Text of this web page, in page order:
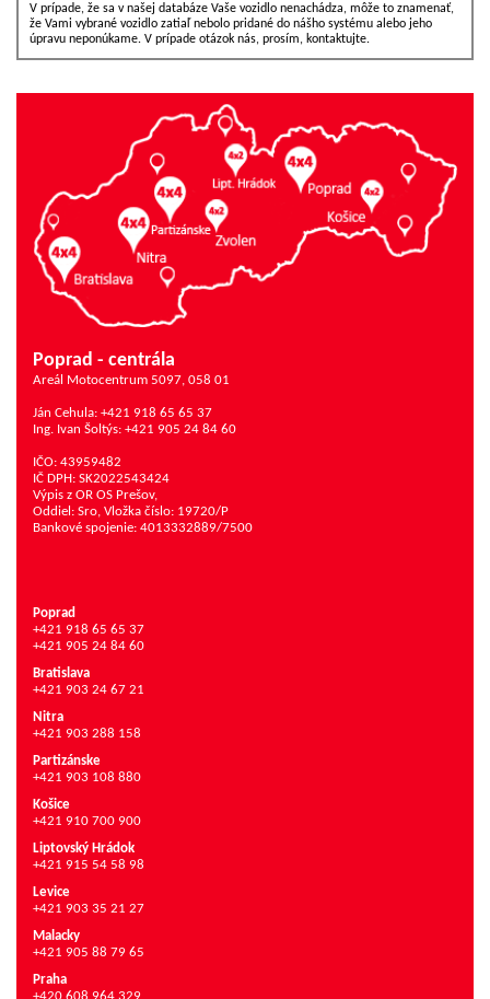
V prípade, že sa v našej databáze Vaše vozidlo nenachádza, môže to znamenať,
že Vami vybrané vozidlo zatiaľ nebolo pridané do nášho systému alebo jeho
úpravu neponúkame. V prípade otázok nás, prosím, kontaktujte.
Poprad - centrála
Areál Motocentrum 5097, 058 01
Ján Cehula: +421 918 65 65 37
Ing. Ivan Šoltýs: +421 905 24 84 60
IČO: 43959482
IČ DPH: SK2022543424
Výpis z OR OS Prešov,
Oddiel: Sro, Vložka číslo: 19720/P
Bankové spojenie: 4013332889/7500
Poprad
+421 918 65 65 37
+421 905 24 84 60
Bratislava
+421 903 24 67 21
Nitra
+421 903 288 158
Partizánske
+421 903 108 880
Košice
+421 910 700 900
Liptovský Hrádok
+421 915 54 58 98
Levice
+421 903 35 21 27
Malacky
+421 905 88 79 65
Praha
+420 608 964 329